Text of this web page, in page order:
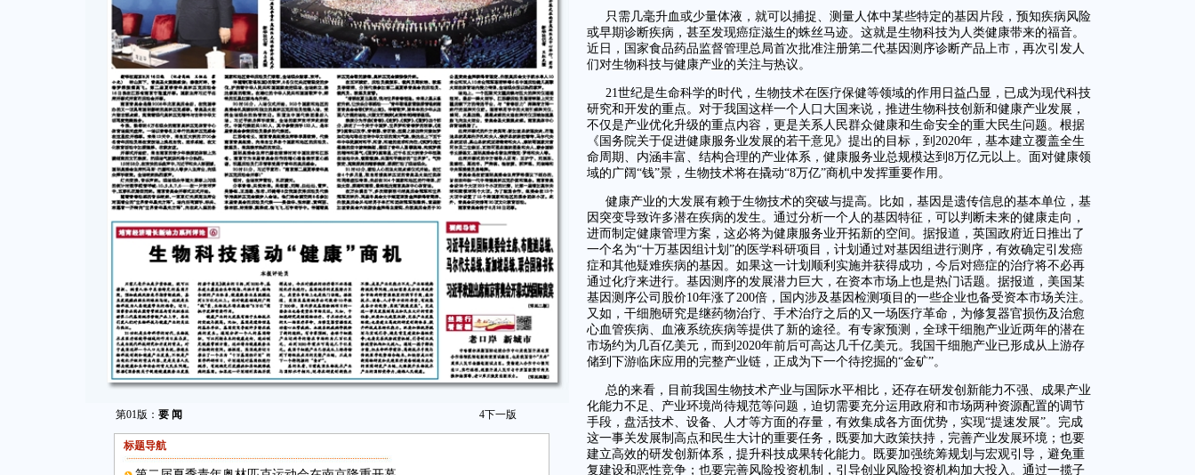
第01版： 要 闻 4下一版
标题导航
只需几毫升血或少量体液，就可以捕捉、测量人体中某些特定的基因片段，预知疾病风险
或早期诊断疾病，甚至发现癌症滋生的蛛丝马迹。这就是生物科技为人类健康带来的福音。
近日，国家食品药品监督管理总局首次批准注册第二代基因测序诊断产品上市，再次引发人
们对生物科技与健康产业的关注与热议。
21世纪是生命科学的时代，生物技术在医疗保健等领域的作用日益凸显，已成为现代科技
研究和开发的重点。对于我国这样一个人口大国来说，推进生物科技创新和健康产业发展，
不仅是产业优化升级的重点内容，更是关系人民群众健康和生命安全的重大民生问题。根据
《国务院关于促进健康服务业发展的若干意见》提出的目标，到2020年，基本建立覆盖全生
命周期、内涵丰富、结构合理的产业体系，健康服务业总规模达到8万亿元以上。面对健康领
域的广阔“钱”景，生物技术将在撬动“8万亿”商机中发挥重要作用。
健康产业的大发展有赖于生物技术的突破与提高。比如，基因是遗传信息的基本单位，基
因突变导致许多潜在疾病的发生。通过分析一个人的基因特征，可以判断未来的健康走向，
进而制定健康管理方案，这必将为健康服务业开拓新的空间。据报道，英国政府近日推出了
一个名为“十万基因组计划”的医学科研项目，计划通过对基因组进行测序，有效确定引发癌
症和其他疑难疾病的基因。如果这一计划顺利实施并获得成功，今后对癌症的治疗将不必再
通过化疗来进行。基因测序的发展潜力巨大，在资本市场上也是热门话题。据报道，美国某
基因测序公司股价10年涨了200倍，国内涉及基因检测项目的一些企业也备受资本市场关注。
又如，干细胞研究是继药物治疗、手术治疗之后的又一场医疗革命，为修复器官损伤及治愈
心血管疾病、血液系统疾病等提供了新的途径。有专家预测，全球干细胞产业近两年的潜在
市场约为几百亿美元，而到2020年前后可高达几千亿美元。我国干细胞产业已形成从上游存
储到下游临床应用的完整产业链，正成为下一个待挖掘的“金矿”。
总的来看，目前我国生物技术产业与国际水平相比，还存在研发创新能力不强、成果产业
化能力不足、产业环境尚待规范等问题，迫切需要充分运用政府和市场两种资源配置的调节
手段，盘活技术、设备、人才等方面的存量，有效集成各方面优势，实现“提速发展”。完成
这一事关发展制高点和民生大计的重要任务，既要加大政策扶持，完善产业发展环境；也要
建立高效的研发创新体系，提升科技成果转化能力。既要加强统筹规划与宏观引导，避免重
复建设和恶性竞争；也要完善风险投资机制，引导创业风险投资机构加大投入。通过一揽子